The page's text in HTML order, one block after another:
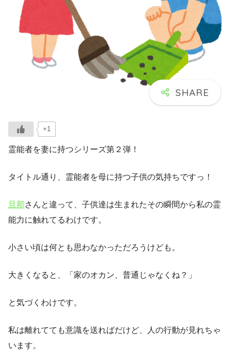
+1
霊能者を妻に持つシリーズ第２弾！
タイトル通り、霊能者を母に持つ子供の気持ちですっ！
旦那さんと違って、子供達は生まれたその瞬間から私の霊
能力に触れてるわけです。
小さい頃は何とも思わなかっただろうけども。
大きくなると、「家のオカン、普通じゃなくね？」
と気づくわけです。
私は離れてても意識を送ればだけど、人の行動が見れちゃ
います。